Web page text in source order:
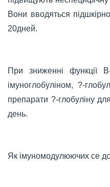
Вони вводяться
20дней.
При зниженні функції В-
імуноглобуліном, ?-
препарати ?-глобуліну
день.
Як імуномодулюючих се